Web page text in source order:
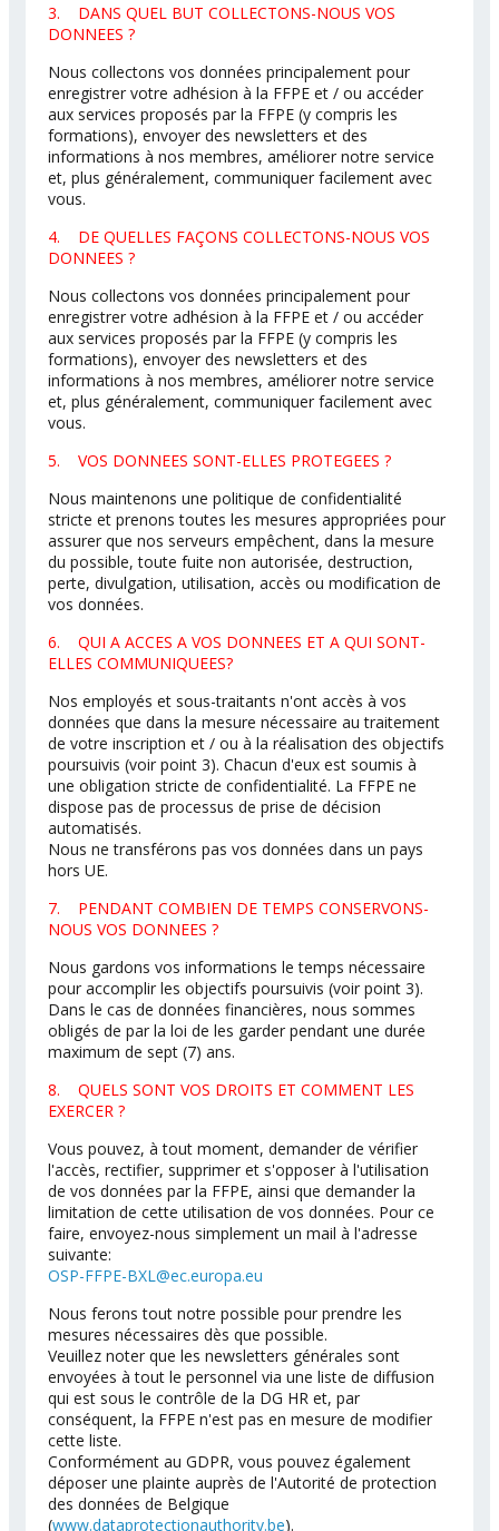
3. DANS QUEL BUT COLLECTONS-NOUS VOS
DONNEES ?
Nous collectons vos données principalement pour
enregistrer votre adhésion à la FFPE et / ou accéder
aux services proposés par la FFPE (y compris les
formations), envoyer des newsletters et des
informations à nos membres, améliorer notre service
et, plus généralement, communiquer facilement avec
vous.
4. DE QUELLES FAÇONS COLLECTONS-NOUS VOS
DONNEES ?
Nous collectons vos données principalement pour
enregistrer votre adhésion à la FFPE et / ou accéder
aux services proposés par la FFPE (y compris les
formations), envoyer des newsletters et des
informations à nos membres, améliorer notre service
et, plus généralement, communiquer facilement avec
vous.
5. VOS DONNEES SONT-ELLES PROTEGEES ?
Nous maintenons une politique de confidentialité
stricte et prenons toutes les mesures appropriées pour
assurer que nos serveurs empêchent, dans la mesure
du possible, toute fuite non autorisée, destruction,
perte, divulgation, utilisation, accès ou modification de
vos données.
6. QUI A ACCES A VOS DONNEES ET A QUI SONT-
ELLES COMMUNIQUEES?
Nos employés et sous-traitants n'ont accès à vos
données que dans la mesure nécessaire au traitement
de votre inscription et / ou à la réalisation des objectifs
poursuivis (voir point 3). Chacun d'eux est soumis à
une obligation stricte de confidentialité. La FFPE ne
dispose pas de processus de prise de décision
automatisés.
Nous ne transférons pas vos données dans un pays
hors UE.
7. PENDANT COMBIEN DE TEMPS CONSERVONS-
NOUS VOS DONNEES ?
Nous gardons vos informations le temps nécessaire
pour accomplir les objectifs poursuivis (voir point 3).
Dans le cas de données financières, nous sommes
obligés de par la loi de les garder pendant une durée
maximum de sept (7) ans.
8. QUELS SONT VOS DROITS ET COMMENT LES
EXERCER ?
Vous pouvez, à tout moment, demander de vérifier
l'accès, rectifier, supprimer et s'opposer à l'utilisation
de vos données par la FFPE, ainsi que demander la
limitation de cette utilisation de vos données. Pour ce
faire, envoyez-nous simplement un mail à l'adresse
suivante:
OSP-FFPE-BXL@ec.europa.eu
Nous ferons tout notre possible pour prendre les
mesures nécessaires dès que possible.
Veuillez noter que les newsletters générales sont
envoyées à tout le personnel via une liste de diffusion
qui est sous le contrôle de la DG HR et, par
conséquent, la FFPE n'est pas en mesure de modifier
cette liste.
Conformément au GDPR, vous pouvez également
déposer une plainte auprès de l'Autorité de protection
des données de Belgique
(www.dataprotectionauthority.be).